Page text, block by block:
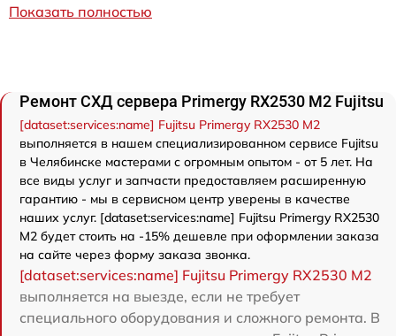
Показать полностью
Ремонт СХД сервера Primergy RX2530 M2 Fujitsu
[dataset:services:name] Fujitsu Primergy RX2530 M2
выполняется в нашем специализированном сервисе Fujitsu
в Челябинске мастерами с огромным опытом - от 5 лет. На
все виды услуг и запчасти предоставляем расширенную
гарантию - мы в сервисном центр уверены в качестве
наших услуг. [dataset:services:name] Fujitsu Primergy RX2530
M2 будет стоить на -15% дешевле при оформлении заказа
на сайте через форму заказа звонка.
[dataset:services:name] Fujitsu Primergy RX2530 M2
выполняется на выезде, если не требует
специального оборудования и сложного ремонта. В